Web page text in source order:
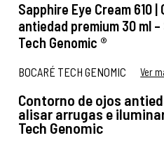
Sapphire Eye Cream 610
antiedad premium 30 ml
Tech Genomic ®
BOCARÉ TECH GENOMIC Ver
Contorno de ojos
alisar arrugas e
Tech Genomic